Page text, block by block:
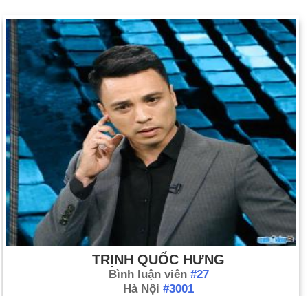
TRỊNH QUỐC HƯNG
Bình luận viên #27
Hà Nội #3001